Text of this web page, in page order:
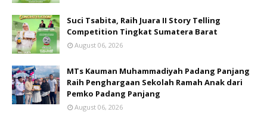
Suci Tsabita, Raih Juara II Story Telling
Competition Tingkat Sumatera Barat
August 06, 2026
MTs Kauman Muhammadiyah Padang Panjang
Raih Penghargaan Sekolah Ramah Anak dari
Pemko Padang Panjang
August 06, 2026